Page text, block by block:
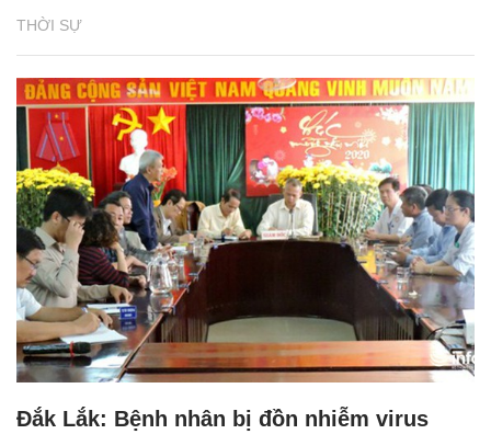
THỜI SỰ
Đắk Lắk: Bệnh nhân bị đồn nhiễm virus